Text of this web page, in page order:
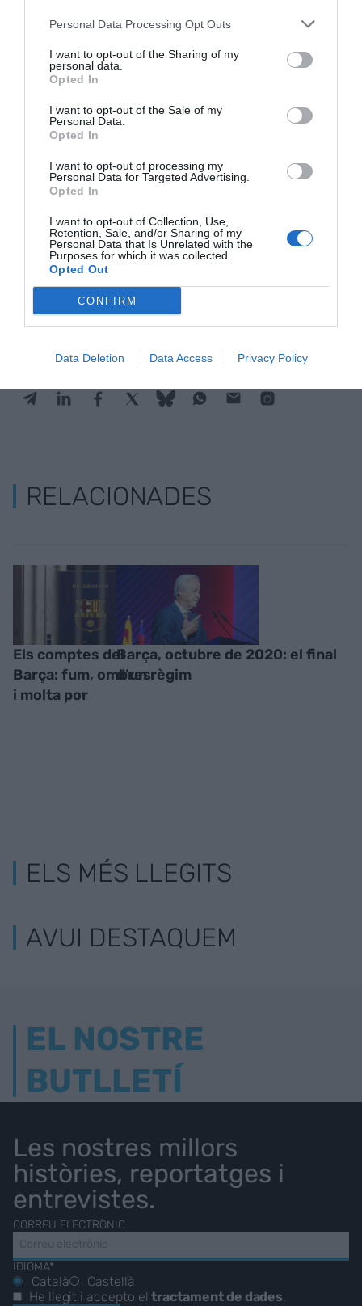
Personal Data Processing Opt Outs
I want to opt-out of the Sharing of my
personal data.
Opted In
I want to opt-out of the Sale of my
Personal Data.
Opted In
I want to opt-out of processing my
Personal Data for Targeted Advertising.
Opted In
I want to opt-out of Collection, Use,
Retention, Sale, and/or Sharing of my
Personal Data that Is Unrelated with the
Purposes for which it was collected.
Opted Out
CONFIRM
Data Deletion Data Access Privacy Policy
11 de gener: Jordi Farré i Muñoz
12 de gener: Emili Rousaud
13 de gener: Agustí Benedito
14 de gener: Víctor Font
15 de gener: Joan Laporta
AfegirVIA Empresa
Google de forma gratuïta
Estigues informat amb les últimes notícies d'actualitat
ACTIVAR ARA
RELACIONADES
Els comptes del
Barça: fum, ombres
i molta por
Barça, octubre de 2020: el final
d’un règim
ELS MÉS LLEGITS
AVUI DESTAQUEM
EL NOSTRE
BUTLLETÍ
Les nostres millors
històries, reportatges i
entrevistes.
CORREU ELECTRÒNIC
IDIOMA*
Català
Castellà
He llegit i accepto eltractament de dades.